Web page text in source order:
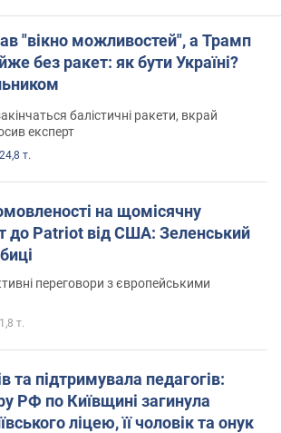
"вікно можливостей", а Трамп
без ракет: як бути Україні?
балістичні ракети, вкрай
експерт
24,8 т.
на щомісячну
до Patriot від США: Зеленський
переговори з європейськими
1,8 т.
та підтримувала педагогів:
РФ по Київщині загинула
ліцею, її чоловік та онук